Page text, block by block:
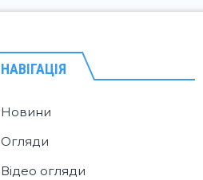
НАВІГАЦІЯ
Новини
Огляди
Відео огляди